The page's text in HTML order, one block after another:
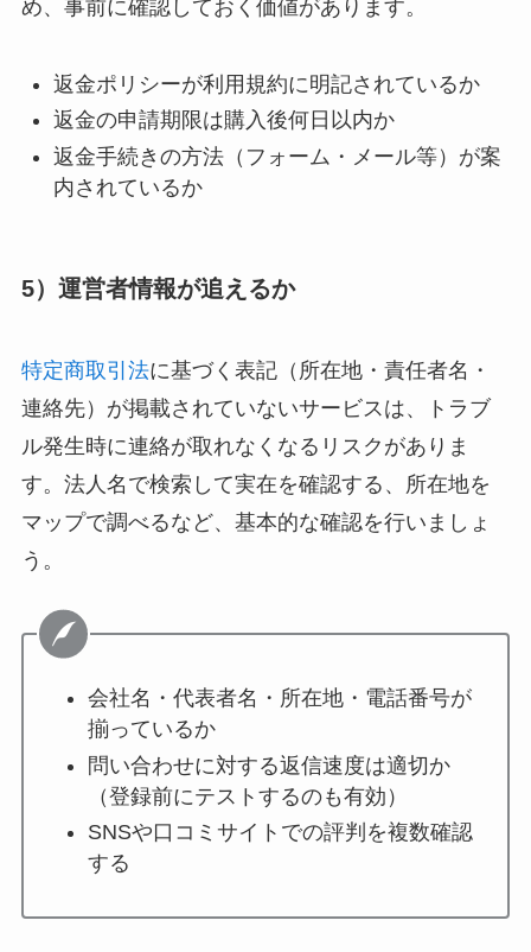
め、事前に確認しておく価値があります。
返金ポリシーが利用規約に明記されているか
返金の申請期限は購入後何日以内か
返金手続きの方法（フォーム・メール等）が案
内されているか
5）運営者情報が追えるか
特定商取引法に基づく表記（所在地・責任者名・
連絡先）が掲載されていないサービスは、トラブ
ル発生時に連絡が取れなくなるリスクがありま
す。法人名で検索して実在を確認する、所在地を
マップで調べるなど、基本的な確認を行いましょ
う。
会社名・代表者名・所在地・電話番号が
揃っているか
問い合わせに対する返信速度は適切か
（登録前にテストするのも有効）
SNSや口コミサイトでの評判を複数確認
する